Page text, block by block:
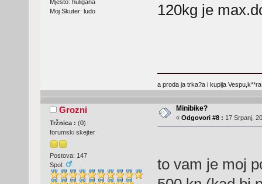
Mjesto: huligana
Moj Skuter: ludo
120kg je
a proda ja trka?a i kupija
Grozni
Tržnica : (0)
forumski skejter
Postova: 147
Spol:
Minibike?
« Odgovori #8 : 17 Srpanj,
to vam je moj